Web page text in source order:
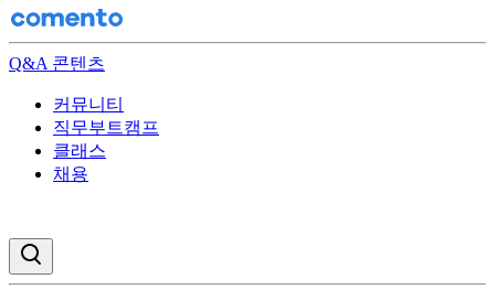
Q&A 콘텐츠
커뮤니티
직무부트캠프
클래스
채용